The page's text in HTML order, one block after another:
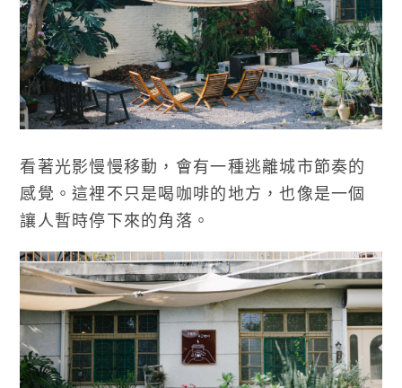
看著光影慢慢移動，會有一種逃離城市節奏的
感覺。這裡不只是喝咖啡的地方，也像是一個
讓人暫時停下來的角落。